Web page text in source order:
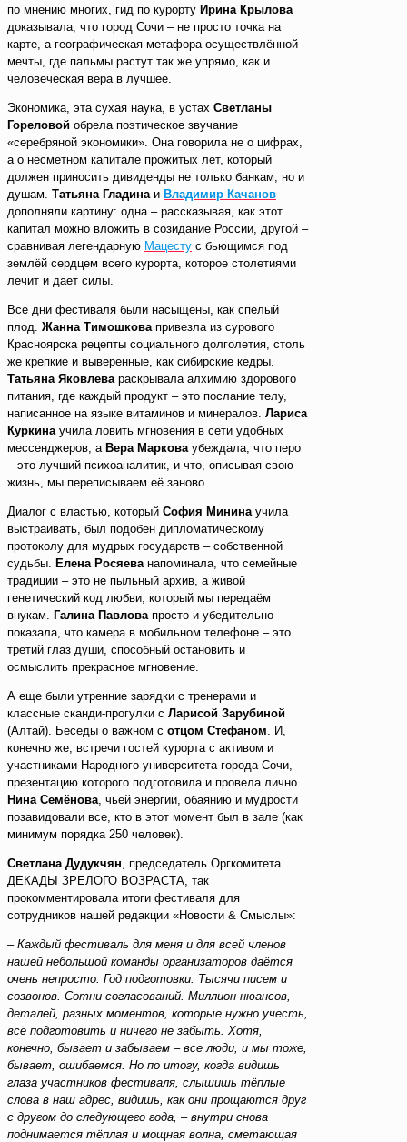
по мнению многих, гид по курорту Ирина Крылова
доказывала, что город Сочи – не просто точка на
карте, а географическая метафора осуществлённой
мечты, где пальмы растут так же упрямо, как и
человеческая вера в лучшее.
Экономика, эта сухая наука, в устах Светланы
Гореловой обрела поэтическое звучание
«серебряной экономики». Она говорила не о цифрах,
а о несметном капитале прожитых лет, который
должен приносить дивиденды не только банкам, но и
душам. Татьяна Гладина и Владимир Качанов
дополняли картину: одна – рассказывая, как этот
капитал можно вложить в созидание России, другой –
сравнивая легендарную Мацесту с бьющимся под
землёй сердцем всего курорта, которое столетиями
лечит и дает силы.
Все дни фестиваля были насыщены, как спелый
плод. Жанна Тимошкова привезла из сурового
Красноярска рецепты социального долголетия, столь
же крепкие и выверенные, как сибирские кедры.
Татьяна Яковлева раскрывала алхимию здорового
питания, где каждый продукт – это послание телу,
написанное на языке витаминов и минералов. Лариса
Куркина учила ловить мгновения в сети удобных
мессенджеров, а Вера Маркова убеждала, что перо
– это лучший психоаналитик, и что, описывая свою
жизнь, мы переписываем её заново.
Диалог с властью, который София Минина учила
выстраивать, был подобен дипломатическому
протоколу для мудрых государств – собственной
судьбы.
Елена Росяева напоминала, что семейные
традиции – это не пыльный архив, а живой
генетический код любви, который мы передаём
внукам.
Галина Павлова просто и убедительно
показала, что камера в мобильном телефоне – это
третий глаз души, способный остановить и
осмыслить прекрасное мгновение.
А еще были утренние зарядки с тренерами и
классные сканди-прогулки с Ларисой Зарубиной
(Алтай). Беседы о важном с отцом Стефаном . И,
конечно же, встречи гостей курорта с активом и
участниками Народного университета города Сочи,
презентацию которого подготовила и провела лично
Нина Семёнова , чьей энергии, обаянию и мудрости
позавидовали все, кто в этот момент был в зале (как
минимум порядка 250 человек).
Светлана Дудукчян , председатель Оргкомитета
ДЕКАДЫ ЗРЕЛОГО ВОЗРАСТА, так
прокомментировала итоги фестиваля для
сотрудников нашей редакции «Новости & Смыслы»:
– Каждый фестиваль для меня и для всей членов
нашей небольшой команды организаторов даётся
очень непросто. Год подготовки. Тысячи писем и
созвонов. Сотни согласований. Миллион нюансов,
деталей, разных моментов, которые нужно учесть,
всё подготовить и ничего не забыть. Хотя,
конечно, бывает и забываем – все люди, и мы тоже,
бывает, ошибаемся. Но по итогу, когда видишь
глаза участников фестиваля, слышишь тёплые
слова в наш адрес, видишь, как они прощаются друг
с другом до следующего года, – внутри снова
поднимается тёплая и мощная волна, сметающая